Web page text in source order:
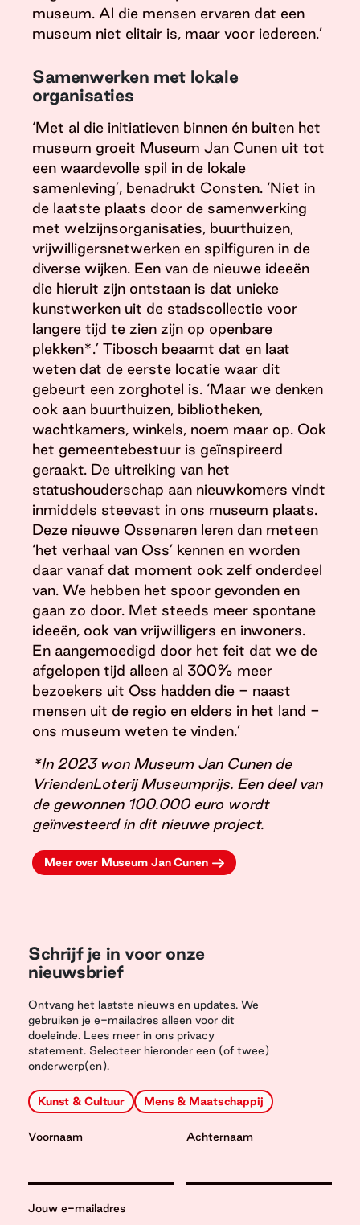
museum. Al die mensen ervaren dat een
museum niet elitair is, maar voor iedereen.’
Samenwerken met lokale
organisaties
‘Met al die initiatieven binnen én buiten het
museum groeit Museum Jan Cunen uit tot
een waardevolle spil in de lokale
samenleving’, benadrukt Consten. ‘Niet in
de laatste plaats door de samenwerking
met welzijnsorganisaties, buurthuizen,
vrijwilligersnetwerken en spilfiguren in de
diverse wijken. Een van de nieuwe ideeën
die hieruit zijn ontstaan is dat unieke
kunstwerken uit de stadscollectie voor
langere tijd te zien zijn op openbare
plekken*.’ Tibosch beaamt dat en laat
weten dat de eerste locatie waar dit
gebeurt een zorghotel is. ‘Maar we denken
ook aan buurthuizen, bibliotheken,
wachtkamers, winkels, noem maar op. Ook
het gemeentebestuur is geïnspireerd
geraakt. De uitreiking van het
statushouderschap aan nieuwkomers vindt
inmiddels steevast in ons museum plaats.
Deze nieuwe Ossenaren leren dan meteen
‘het verhaal van Oss’ kennen en worden
daar vanaf dat moment ook zelf onderdeel
van. We hebben het spoor gevonden en
gaan zo door. Met steeds meer spontane
ideeën, ook van vrijwilligers en inwoners.
En aangemoedigd door het feit dat we de
afgelopen tijd alleen al 300% meer
bezoekers uit Oss hadden die - naast
mensen uit de regio en elders in het land -
ons museum weten te vinden.’
*In 2023 won Museum Jan Cunen de
VriendenLoterij Museumprijs. Een deel van
de gewonnen 100.000 euro wordt
geïnvesteerd in dit nieuwe project.
Meer over Museum Jan Cunen
Schrijf je in voor onze
nieuwsbrief
Ontvang het laatste nieuws en updates. We
gebruiken je e-mailadres alleen voor dit
doeleinde. Lees meer in ons privacy
statement. Selecteer hieronder een (of twee)
onderwerp(en).
Kunst & Cultuur Mens & Maatschappij
Jouw e-mailadres
Voornaam Achternaam